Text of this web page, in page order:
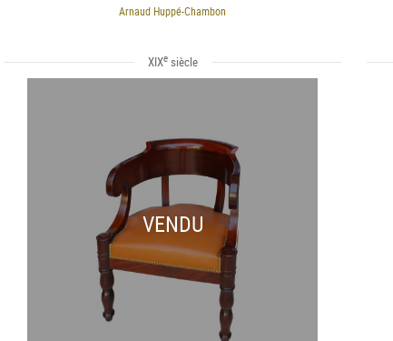
Arnaud Huppé-Chambon
XIXesiècle
VENDU